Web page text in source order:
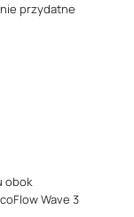
przydatne